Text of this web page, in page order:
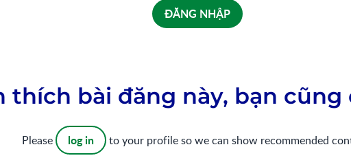
ĐĂNG NHẬP
thích bài đăng này, bạn
Please log in to your profile so we can show recommended